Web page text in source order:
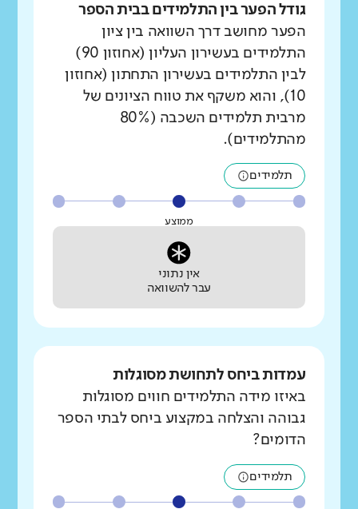
גודל הפער בין התלמידים בבית הספר
הפער מחושב דרך השוואה בין ציון
התלמידים בעשירון העליון (אחוזון 90)
לבין התלמידים בעשירון התחתון (אחוזון
10), והוא משקף את טווח הציונים של
מרבית תלמידים השכבה (80%
מהתלמידים).
תלמידים
ממוצע
אין נתוני
עבר להשוואה
עמדות ביחס לתחושת מסוגלות
באיזו מידה התלמידים חווים מסוגלות
גבוהה והצלחה במקצוע ביחס לבתי הספר
הדומים?
תלמידים